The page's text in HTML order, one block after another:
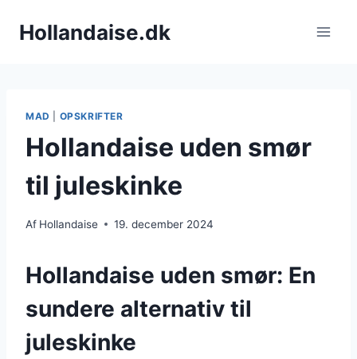
Hollandaise.dk
MAD OPSKRIFTER
Hollandaise uden smør
til juleskinke
Af Hollandaise 19. december 2024
Hollandaise uden smør: En
sundere alternativ til
juleskinke